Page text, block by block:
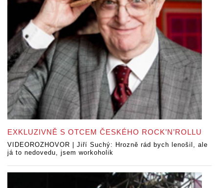
EXKLUZIVNĚ S OTCEM ČESKÉHO ROCK’N’ROLLU
VIDEOROZHOVOR | Jiří Suchý: Hrozně rád bych lenošil, ale
já to nedovedu, jsem workoholik